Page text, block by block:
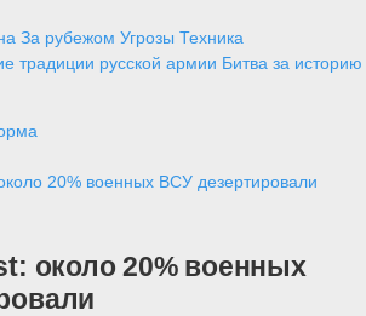
За рубежом Угрозы Техника
традиции русской армии Битва за историю
20% военных ВСУ дезертировали
около 20% военных